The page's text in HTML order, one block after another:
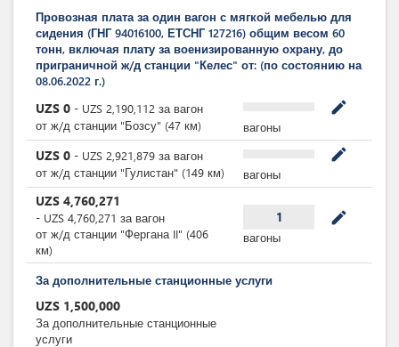
Провозная плата за один вагон с мягкой мебелью для
сидения (ГНГ 94016100, ЕТСНГ 127216) общим весом 60
тонн, включая плату за военизированную охрану, до
приграничной ж/д станции "Келес" от: (по состоянию на
08.06.2022 г.)
UZS 0 - UZS 2,190,112 за вагон
от ж/д станции "Бозсу" (47 км)
mode_edit
вагоны
UZS 0 - UZS 2,921,879 за вагон
от ж/д станции "Гулистан" (149 км)
mode_edit
вагоны
UZS 4,760,271
- UZS 4,760,271 за вагон
от ж/д станции "Фергана II" (406
км)
1 mode_edit
вагоны
За дополнительные станционные услуги
UZS 1,500,000
За дополнительные станционные
услуги